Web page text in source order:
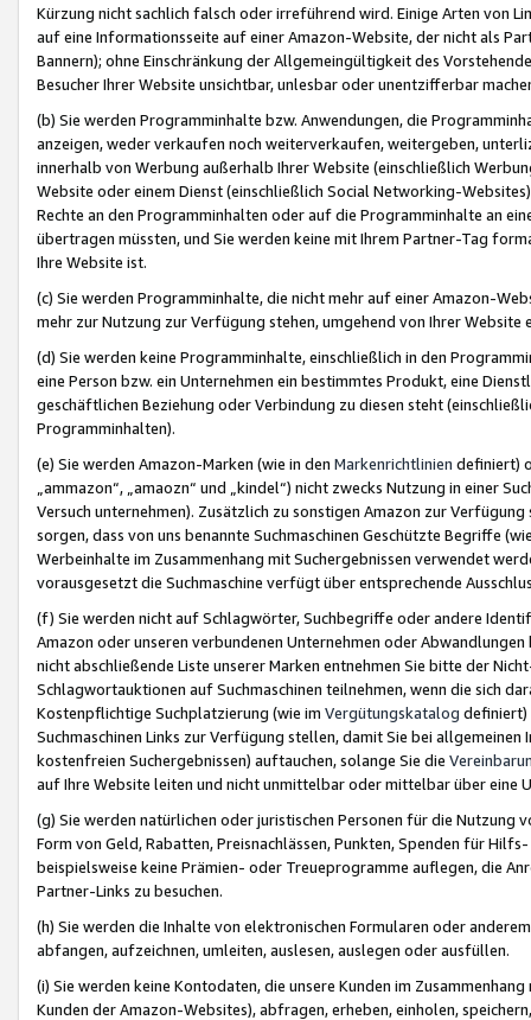
Kürzung nicht sachlich falsch oder irreführend wird. Einige Arten von
auf eine Informationsseite auf einer Amazon-Website, der nicht als
Bannern); ohne Einschränkung der Allgemeingültigkeit des
Besucher Ihrer Website unsichtbar, unlesbar oder unentzifferbar
(b) Sie werden Programminhalte bzw. Anwendungen, die
anzeigen, weder verkaufen noch weiterverkaufen, weitergeben,
innerhalb von Werbung außerhalb Ihrer Website (einschließlich
Website oder einem Dienst (einschließlich Social Networking-
Rechte an den Programminhalten oder auf die Programminhalte an
übertragen müssten, und Sie werden keine mit Ihrem Partner-Tag
Ihre Website ist.
(c) Sie werden Programminhalte, die nicht mehr auf einer Amazon-
mehr zur Nutzung zur Verfügung stehen, umgehend von Ihrer
(d) Sie werden keine Programminhalte, einschließlich in den
eine Person bzw. ein Unternehmen ein bestimmtes Produkt, eine
geschäftlichen Beziehung oder Verbindung zu diesen steht
Programminhalten).
(e) Sie werden Amazon-Marken (wie in den Markenrichtlinien definiert)
„ammazon“, „amaozn“ und „kindel“) nicht zwecks Nutzung in einer
Versuch unternehmen). Zusätzlich zu sonstigen Amazon zur
sorgen, dass von uns benannte Suchmaschinen Geschützte Begriffe
Werbeinhalte im Zusammenhang mit Suchergebnissen verwendet
vorausgesetzt die Suchmaschine verfügt über entsprechende
(f) Sie werden nicht auf Schlagwörter, Suchbegriffe oder andere
Amazon oder unseren verbundenen Unternehmen oder
nicht abschließende Liste unserer Marken entnehmen Sie bitte der
Schlagwortauktionen auf Suchmaschinen teilnehmen, wenn die sich
Kostenpflichtige Suchplatzierung (wie im Vergütungskatalog definiert)
Suchmaschinen Links zur Verfügung stellen, damit Sie bei
kostenfreien Suchergebnissen) auftauchen, solange Sie die
auf Ihre Website leiten und nicht unmittelbar oder mittelbar über eine
(g) Sie werden natürlichen oder juristischen Personen für die Nutzung
Form von Geld, Rabatten, Preisnachlässen, Punkten, Spenden für
beispielsweise keine Prämien- oder Treueprogramme auflegen, die
Partner-Links zu besuchen.
(h) Sie werden die Inhalte von elektronischen Formularen oder
abfangen, aufzeichnen, umleiten, auslesen, auslegen oder ausfüllen.
(i) Sie werden keine Kontodaten, die unsere Kunden im
Kunden der Amazon-Websites), abfragen, erheben, einholen,